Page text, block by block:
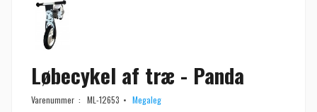
Løbecykel af træ - Panda
Varenummer : ML-12653 Megaleg